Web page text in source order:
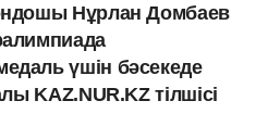
Нұрлан Домбаев
үшін бәсекеде
KAZ.NUR.KZ тілшісі